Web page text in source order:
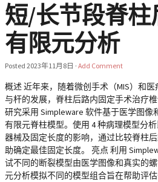
短/长节段脊
有限元分析
Posted 2023年11月8日 · Add Comment
概述 近年来，随着微创手术（MIS）和
与杆的发展，脊柱后路内固定手术治疗
研究采用 Simpleware 软件基于医学图
有限元脊柱模型。使用 4 种病理模型分
器械及固定长度的影响，通过比较脊柱
助确定最佳固定长度。 亮点 利用
试不同的断裂模型由医学图像和真实的
元分析模拟不同的模型组合旨在帮助评